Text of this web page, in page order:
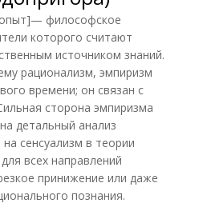
философское
которого считают
источником знаний.
рационализм, эмпиризм
времени; он связан с
сторона эмпиризма
детальный анализ
сенсуализм в теории
всех направлений
принижение или даже
познания.